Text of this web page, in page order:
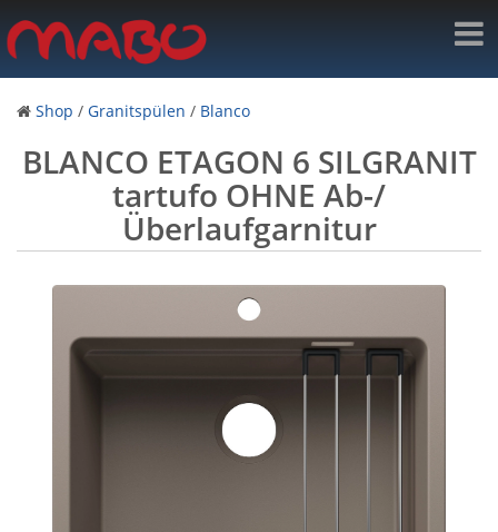
Shop / Granitspülen / Blanco
BLANCO ETAGON 6 SILGRANIT
tartufo OHNE Ab-/
Überlaufgarnitur